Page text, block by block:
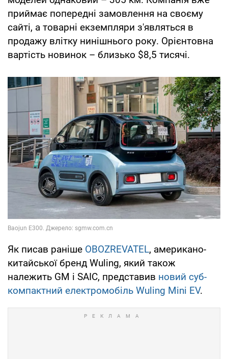
приймає попередні замовлення на своєму
сайті, а товарні екземпляри з'являться в
продажу влітку нинішнього року. Орієнтовна
вартість новинок – близько $8,5 тисячі.
Як писав раніше OBOZREVATEL, американо-
китайської бренд Wuling, який також
належить GM і SAIC, представив новий суб-
компактний електромобіль Wuling Mini EV.